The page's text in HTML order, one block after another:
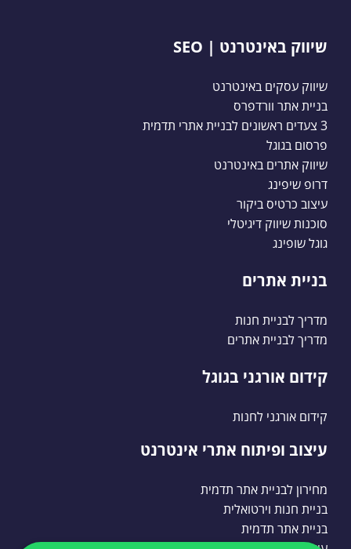
שיווק באינטרנט | SEO
שיווק עסקים באינטרנט
בניית אתר וורדפרס
3 צעדים ראשונים לבניית אתרי תדמית
פרסום בגוגל
שיווק אתרים באינטרנט
דרופ שיפינג
עיצוב כרטיס ביקור
סוכנות שיווק דיגיטלי
גוגל שופינג
בניית אתרים
מדריך לבניית חנות
מדריך לבניית אתרים
קידום אורגני בגוגל
קידום אורגני לחנות
עיצוב ופיתוח אתרי אינטרנט
מחירון לבניית אתר תדמית
בניית חנות וירטואלית
בניית אתר תדמית